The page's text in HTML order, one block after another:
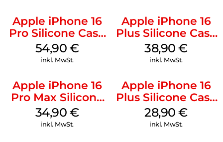
Apple iPhone 16
Pro Silicone Case
MagSafe Black
54,90 €
inkl. MwSt.
Apple iPhone 16
Plus Silicone Case
MagSafe Denim
38,90€
inkl. MwSt.
Apple iPhone 16
Pro Max Silicone
Case MagSafe
Denim
34,90 €
inkl. MwSt.
Apple iPhone 16
Plus Silicone Case
MagSafe Black
28,90€
inkl. MwSt.